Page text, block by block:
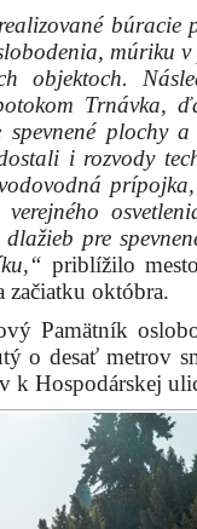
búracie
múriku
objektoch.
Trnávka,
spevnené plochy
i rozvody
pre
priblížilo
začiatku októbra.
Pamätník
o desať metrov
k Hospodárskej